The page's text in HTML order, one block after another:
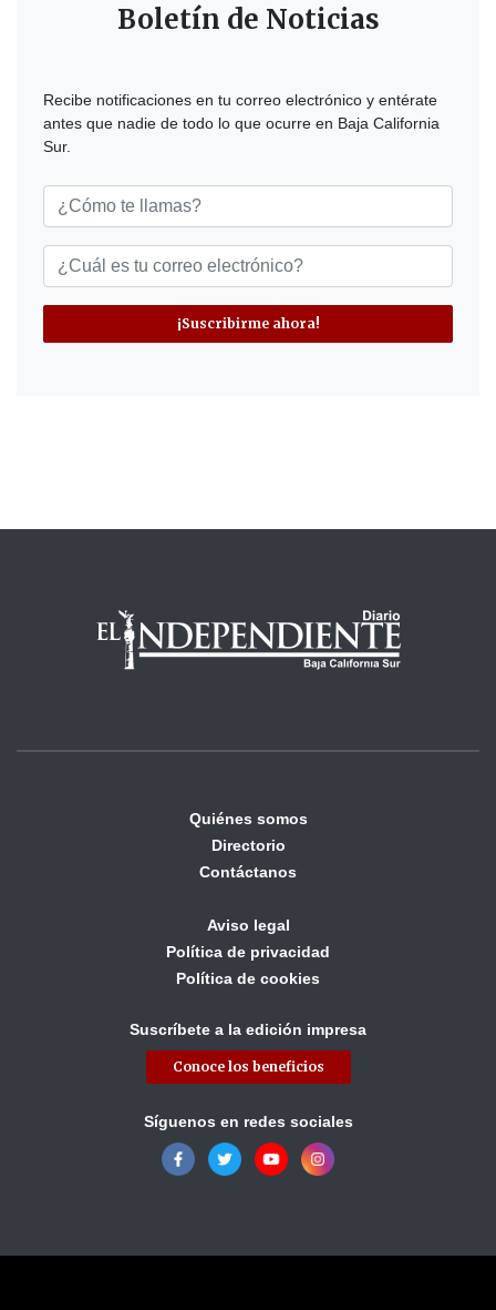
Boletín de Noticias
Recibe notificaciones en tu correo electrónico y entérate
antes que nadie de todo lo que ocurre en Baja California
Sur.
¡Suscribirme ahora!
Quiénes somos
Directorio
Contáctanos
Aviso legal
Política de privacidad
Política de cookies
Suscríbete a la edición impresa
Conoce los beneficios
Síguenos en redes sociales